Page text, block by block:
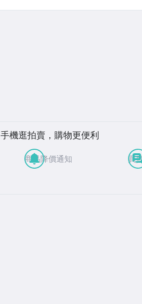
手機逛拍賣，購物更便利
商品降價通知 買